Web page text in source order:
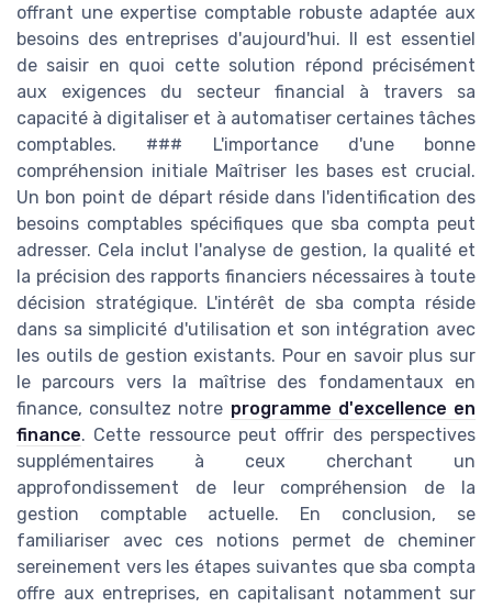
offrant une expertise comptable robuste adaptée aux
besoins des entreprises d'aujourd'hui. Il est essentiel
de saisir en quoi cette solution répond précisément
aux exigences du secteur financial à travers sa
capacité à digitaliser et à automatiser certaines tâches
comptables. ### L'importance d'une bonne
compréhension initiale Maîtriser les bases est crucial.
Un bon point de départ réside dans l'identification des
besoins comptables spécifiques que sba compta peut
adresser. Cela inclut l'analyse de gestion, la qualité et
la précision des rapports financiers nécessaires à toute
décision stratégique. L'intérêt de sba compta réside
dans sa simplicité d'utilisation et son intégration avec
les outils de gestion existants. Pour en savoir plus sur
le parcours vers la maîtrise des fondamentaux en
finance, consultez notre programme d'excellence en
finance. Cette ressource peut offrir des perspectives
supplémentaires à ceux cherchant un
approfondissement de leur compréhension de la
gestion comptable actuelle. En conclusion, se
familiariser avec ces notions permet de cheminer
sereinement vers les étapes suivantes que sba compta
offre aux entreprises, en capitalisant notamment sur